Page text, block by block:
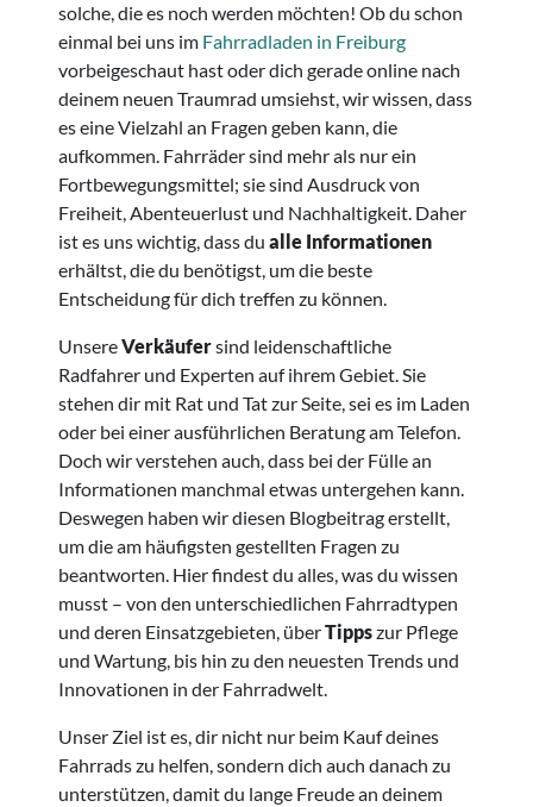
solche, die es noch werden möchten! Ob du schon
einmal bei uns im Fahrradladen in Freiburg
vorbeigeschaut hast oder dich gerade online nach
deinem neuen Traumrad umsiehst, wir wissen, dass
es eine Vielzahl an Fragen geben kann, die
aufkommen. Fahrräder sind mehr als nur ein
Fortbewegungsmittel; sie sind Ausdruck von
Freiheit, Abenteuerlust und Nachhaltigkeit. Daher
ist es uns wichtig, dass du alle Informationen
erhältst, die du benötigst, um die beste
Entscheidung für dich treffen zu können.
UnsereVerkäufersind leidenschaftliche
Radfahrer und Experten auf ihrem Gebiet. Sie
stehen dir mit Rat und Tat zur Seite, sei es im Laden
oder bei einer ausführlichen Beratung am Telefon.
Doch wir verstehen auch, dass bei der Fülle an
Informationen manchmal etwas untergehen kann.
Deswegen haben wir diesen Blogbeitrag erstellt,
um die am häufigsten gestellten Fragen zu
beantworten. Hier findest du alles, was du wissen
musst – von den unterschiedlichen Fahrradtypen
und deren Einsatzgebieten, überTippszur Pflege
und Wartung, bis hin zu den neuesten Trends und
Innovationen in der Fahrradwelt.
Unser Ziel ist es, dir nicht nur beim Kauf deines
Fahrrads zu helfen, sondern dich auch danach zu
unterstützen, damit du lange Freude an deinem